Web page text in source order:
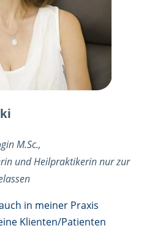
M.Sc.,
und Heilpraktikerin nur zur
in meiner Praxis
Klienten/Patienten